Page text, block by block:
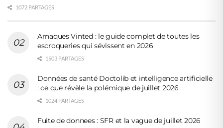
1072 PARTAGES
Arnaques Vinted : le guide complet de toutes les
escroqueries qui sévissent en 2026
1503 PARTAGES
Données de santé Doctolib et intelligence artificielle
: ce que révèle la polémique de juillet 2026
1024 PARTAGES
Fuite de donnees : SFR et la vague de juillet 2026